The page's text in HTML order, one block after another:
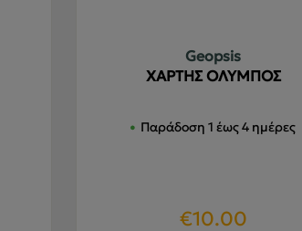
Geopsis
ΧΑΡΤΗΣ ΟΛΥΜΠΟΣ
Παράδοση 1 έως 4 ημέρες
€10.00